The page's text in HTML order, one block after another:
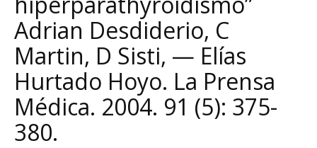
Adrian Desdiderio, C
Martin, D Sisti, — Elías
Hurtado Hoyo. La Prensa
Médica. 2004. 91 (5): 375-
380.